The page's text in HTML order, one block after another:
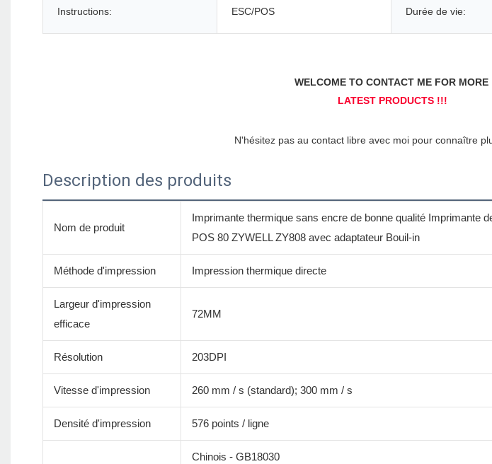
Instructions: ESC/POS Durée de vie:
Description des produits
Nom de produit
Imprimante thermique sans encre de bonne qualité Imprimante
POS 80 ZYWELL ZY808 avec adaptateur Bouil-in
Méthode d'impression Impression thermique directe
Largeur d'impression
efficace
72MM
Résolution 203DPI
Vitesse d'impression 260 mm / s (standard); 300 mm / s
Densité d'impression 576 points / ligne
Chinois - GB18030